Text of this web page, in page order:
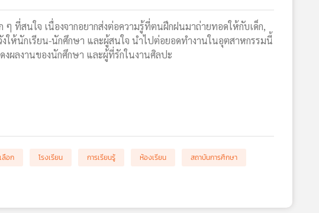
ที่สนใจ เนื่องจากอยากส่งต่อความรู้ที่ตนฝึกฝนมาถ่ายทอดให้กับเด็ก,
ให้นักเรียน-นักศึกษา และผู้สนใจ นำไปต่อยอดทำงานในอุตสาหกรรมนี้
ผลงานของนักศึกษา และผู้ที่รักในงานศิลปะ
ลือก โรงเรียน การเรียนรู้ ห้องเรียน
สถาบันการศึกษา